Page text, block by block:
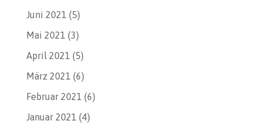
Juni 2021 (5)
Mai 2021 (3)
April 2021 (5)
März 2021 (6)
Februar 2021 (6)
Januar 2021 (4)